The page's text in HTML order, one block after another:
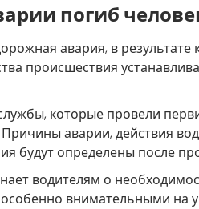
погиб
авария, в результате
происшествия
которые провели
аварии, действия
будут определены после
водителям о
внимательными на